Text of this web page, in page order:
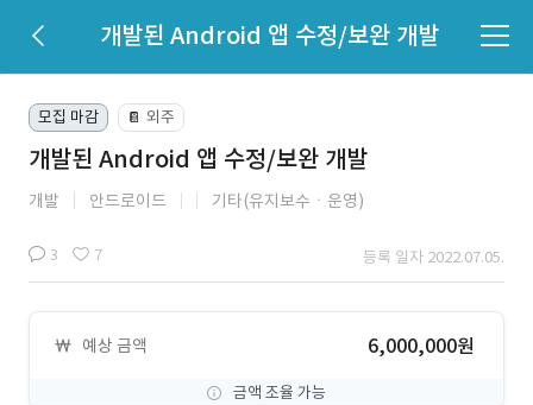
개발된 Android 앱 수정/보완 개발
모집 마감 📔 외주
개발된 Android 앱 수정/보완 개발
개발 안드로이드 기타(유지보수ㆍ운영)
3 7 등록 일자 2022.07.05.
예상 금액 6,000,000원
금액 조율 가능